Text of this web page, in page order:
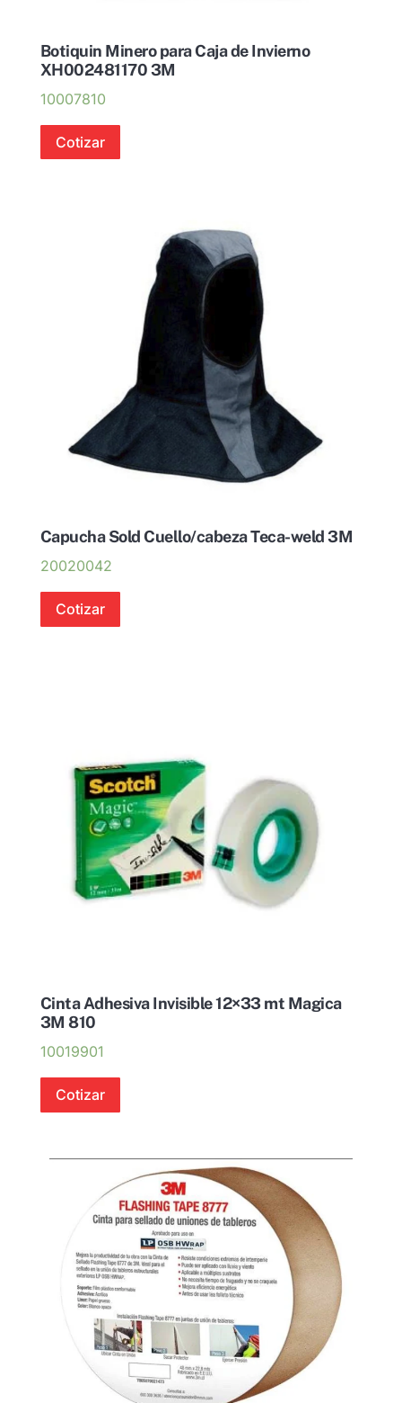
Botiquin Minero para Caja de Invierno
XH002481170 3M
10007810
Cotizar
Capucha Sold Cuello/cabeza Teca-weld 3M
20020042
Cotizar
Cinta Adhesiva Invisible 12×33 mt Magica
3M 810
10019901
Cotizar